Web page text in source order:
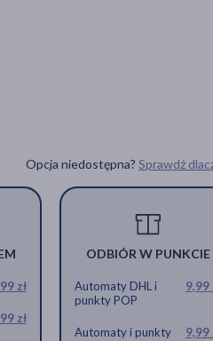
Opcja niedostępna? Sprawdź
zł
zł
ODBIÓR W PUNKCIE
Automaty DHL i
punkty POP
9,99
Automaty i punkty
9,99